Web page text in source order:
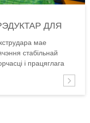
ДЛЯ
мае
стабільнай
і працяглага